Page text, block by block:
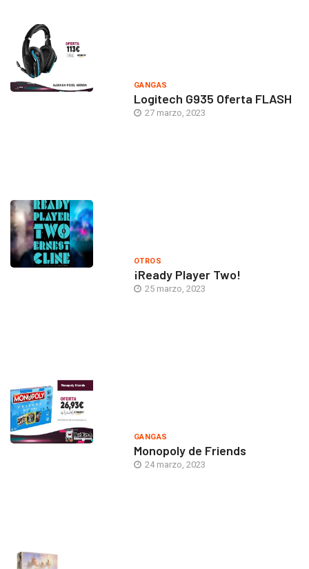
GANGAS
Logitech G935 Oferta FLASH
27 marzo, 2023
OTROS
¡Ready Player Two!
25 marzo, 2023
GANGAS
Monopoly de Friends
24 marzo, 2023